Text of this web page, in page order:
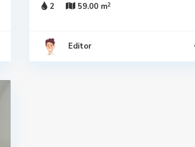
2
59.00 m2
Editor